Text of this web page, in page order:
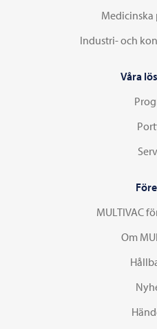
Industri- och
Våra
MULTIVAC
Om